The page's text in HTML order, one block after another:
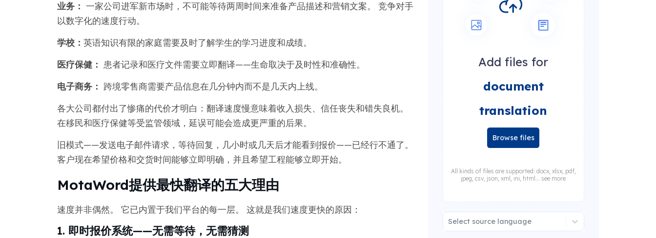
业务： 一家公司进军新市场时，不可能等待两周时间来准备产品描述和营销文案。 竞争对手
以数字化的速度行动。
学校： 英语知识有限的家庭需要及时了解学生的学习进度和成绩。
医疗保健： 患者记录和医疗文件需要立即翻译——生命取决于及时性和准确性。
电子商务： 跨境零售商需要产品信息在几分钟内而不是几天内上线。
各大公司都付出了惨痛的代价才明白：翻译速度慢意味着收入损失、信任丧失和错失良机。
在移民和医疗保健等受监管领域，延误可能会造成更严重的后果。
旧模式——发送电子邮件请求，等待回复，几小时或几天后才能看到报价——已经行不通了。
客户现在希望价格和交货时间能够立即明确，并且希望工程能够立即开始。
MotaWord提供最快翻译的五大理由
速度并非偶然。 它已内置于我们平台的每一层。 这就是我们速度更快的原因：
1. 即时报价系统——无需等待，无需猜测
Add files for
document
translation
Browse files
All kinds of files are supported: docx, xlsx, pdf,
jpeg, csv, json, xml, ini, html... see more
Select source language